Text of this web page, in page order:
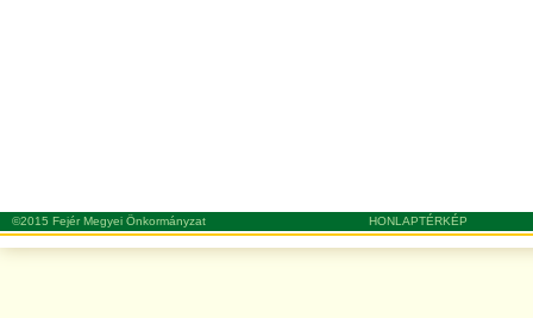
©2015 Fejér Megyei Önkormányzat HONLAPTÉRKÉP